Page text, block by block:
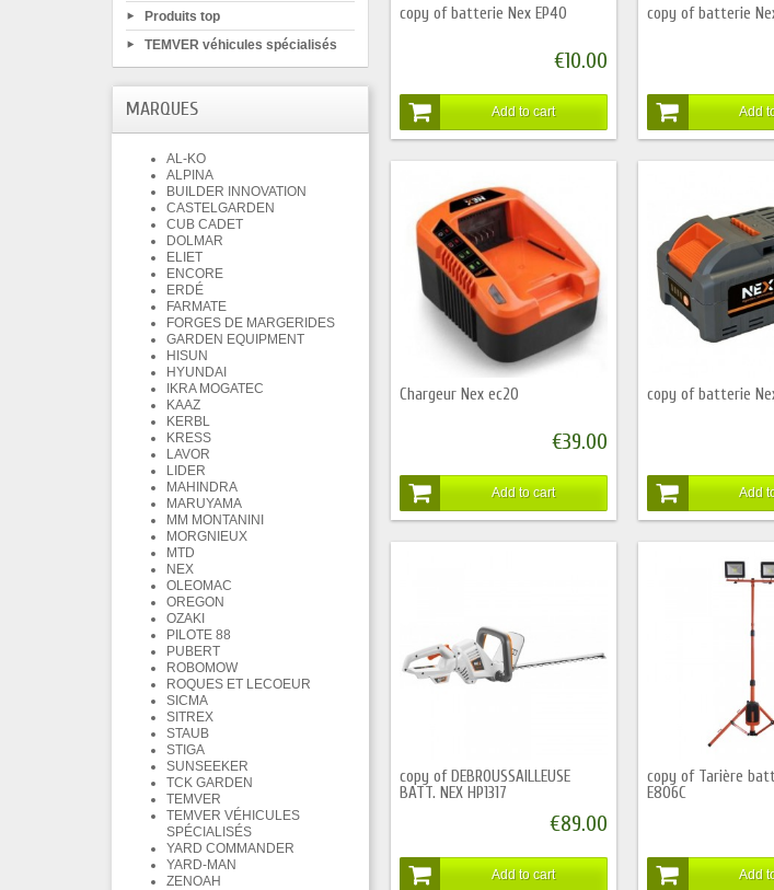
Produits top
TEMVER véhicules spécialisés
MARQUES
AL-KO
ALPINA
BUILDER INNOVATION
CASTELGARDEN
CUB CADET
DOLMAR
ELIET
ENCORE
ERDÉ
FARMATE
FORGES DE MARGERIDES
GARDEN EQUIPMENT
HISUN
HYUNDAI
IKRA MOGATEC
KAAZ
KERBL
KRESS
LAVOR
LIDER
MAHINDRA
MARUYAMA
MM MONTANINI
MORGNIEUX
MTD
NEX
OLEOMAC
OREGON
OZAKI
PILOTE 88
PUBERT
ROBOMOW
ROQUES ET LECOEUR
SICMA
SITREX
STAUB
STIGA
SUNSEEKER
TCK GARDEN
TEMVER
TEMVER VÉHICULES
SPÉCIALISÉS
YARD COMMANDER
YARD-MAN
ZENOAH
copy of batterie Nex EP40
€10.00
Add to cart
copy of batterie
Add
Chargeur Nex ec20
€39.00
Add to cart
copy of batterie
Add
copy of DEBROUSSAILLEUSE
BATT. NEX HP1317
€89.00
Add to cart
copy of Tarière
E806C
Add